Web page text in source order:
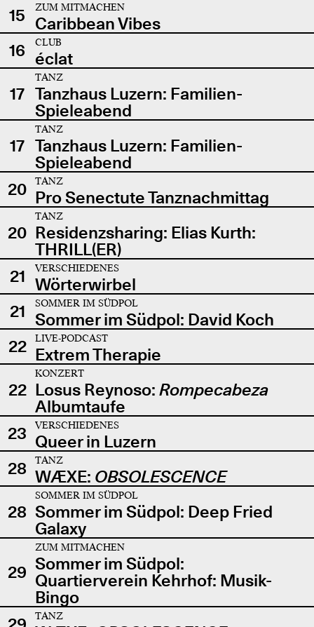
15
ZUM MITMACHEN
Caribbean Vibes
16
CLUB
éclat
17
TANZ
Tanzhaus Luzern: Familien-
Spieleabend
17
TANZ
Tanzhaus Luzern: Familien-
Spieleabend
20
TANZ
Pro Senectute Tanznachmittag
20
TANZ
Residenzsharing: Elias Kurth:
THRILL(ER)
21
VERSCHIEDENES
Wörterwirbel
21
SOMMER IM SÜDPOL
Sommer im Südpol: David Koch
22
LIVE-PODCAST
Extrem Therapie
22
KONZERT
Losus Reynoso: Rompecabeza
Albumtaufe
23
VERSCHIEDENES
Queer in Luzern
28
TANZ
WÆXE: OBSOLESCENCE
28
SOMMER IM SÜDPOL
Sommer im Südpol: Deep Fried
Galaxy
29
ZUM MITMACHEN
Sommer im Südpol:
Quartierverein Kehrhof: Musik-
Bingo
TANZ